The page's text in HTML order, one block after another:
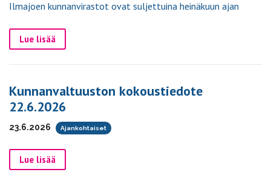
Ilmajoen kunnanvirastot ovat suljettuina heinäkuun ajan
Lue lisää
Kunnanvaltuuston kokoustiedote
22.6.2026
23.6.2026 Ajankohtaiset
Lue lisää